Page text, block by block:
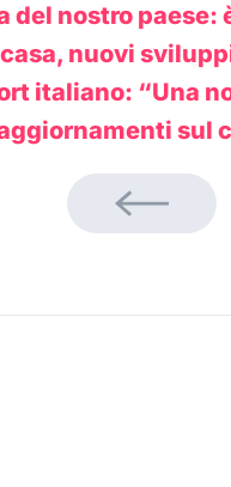
del nostro
nuovi
italiano: “Una
sul